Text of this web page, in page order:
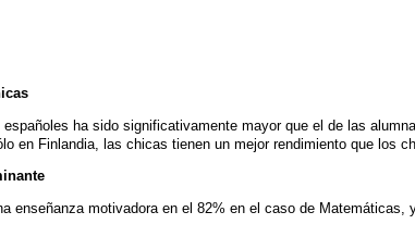
ha sido significativamente mayor que el de las
en Finlandia, las chicas tienen un mejor rendimiento que los
enseñanza motivadora en el 82% en el caso de